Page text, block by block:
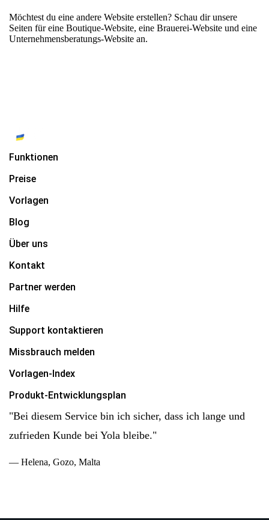
Möchtest du eine andere Website erstellen? Schau dir unsere
Seiten füreine Boutique-Website, eine Brauerei-Website und eine
Unternehmensberatungs-Website an.
Funktionen
Preise
Vorlagen
Blog
Über uns
Kontakt
Partner werden
Hilfe
Support kontaktieren
Missbrauch melden
Vorlagen-Index
Produkt-Entwicklungsplan
"Bei diesem Service bin ich sicher, dass ich lange und
zufrieden Kunde bei Yola bleibe."
— Helena, Gozo, Malta